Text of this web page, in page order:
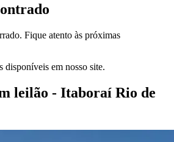
Fique atento às próximas
disponíveis em nosso site.
leilão - Itaboraí Rio de